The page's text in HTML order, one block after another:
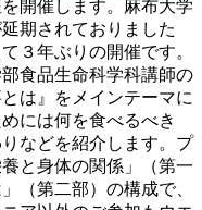
開催します。麻布大学
期されておりました
３年ぶりの開催です。
食品生命科学科講師の
は』をメインテーマに
には何を食べるべき
などを紹介します。プ
と身体の関係」（第一
（第二部）の構成で、